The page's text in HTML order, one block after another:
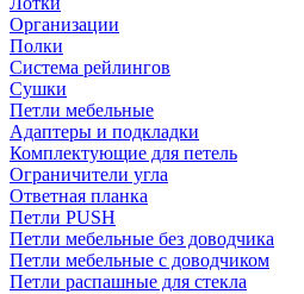
Организации
Полки
Система рейлингов
Сушки
Петли мебельные
Адаптеры и подкладки
Комплектующие для петель
Ограничители угла
Ответная планка
Петли PUSH
Петли мебельные без доводчика
Петли мебельные с доводчиком
Петли распашные для стекла